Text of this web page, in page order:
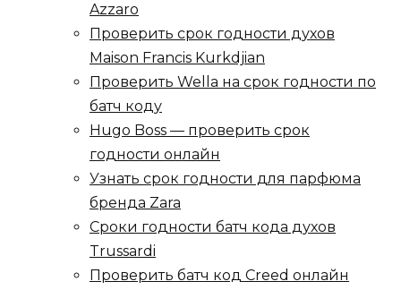
Azzaro
Проверить срок годности духов
Maison Francis Kurkdjian
Проверить Wella на срок годности по
батч коду
Hugo Boss — проверить срок
годности онлайн
Узнать срок годности для парфюма
бренда Zara
Сроки годности батч кода духов
Trussardi
Проверить батч код Creed онлайн